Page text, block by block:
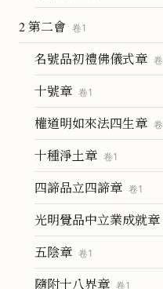
2 第二會 卷1
名號品初禮佛儀式章 卷
十號章 卷1
權道明如來法四生章 卷
十種淨土章 卷1
四諦品立四諦章 卷1
光明覺品中立業成就章
五陰章 卷1
隨附十八界章 卷1